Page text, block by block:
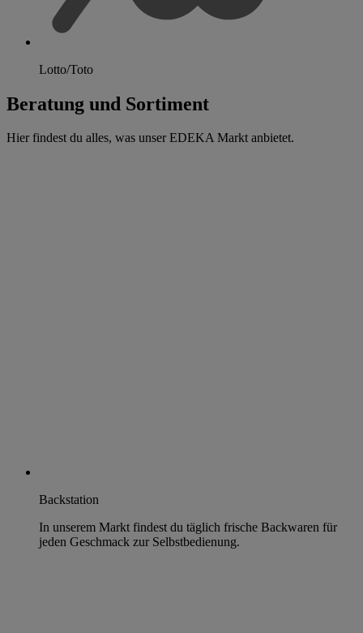
Lotto/Toto
Beratung und Sortiment
Hier findest du alles, was unser EDEKA Markt anbietet.
Backstation
In unserem Markt findest du täglich frische Backwaren für
jeden Geschmack zur Selbstbedienung.